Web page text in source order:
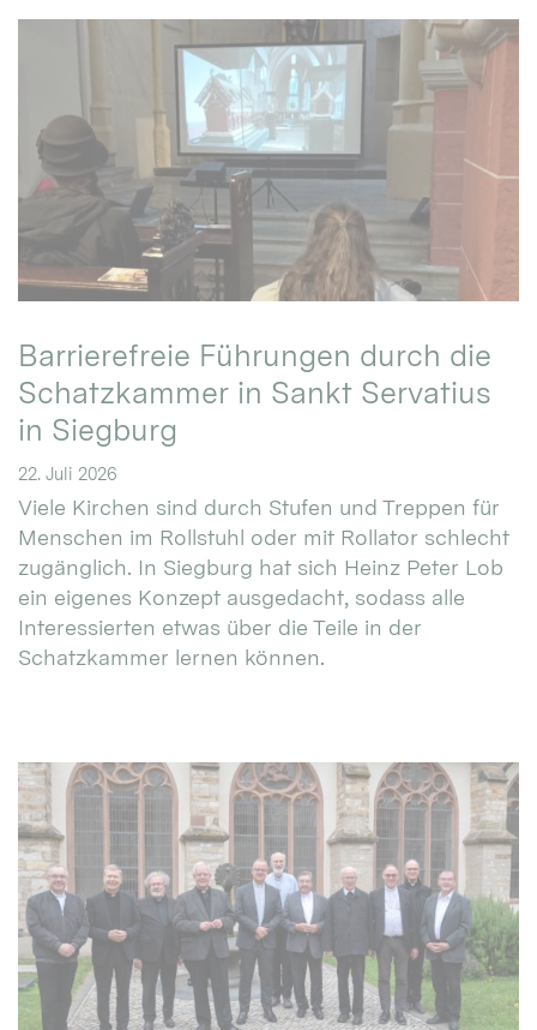
Barrierefreie Führungen durch die
Schatzkammer in Sankt Servatius
in Siegburg
22. Juli 2026
Viele Kirchen sind durch Stufen und Treppen für
Menschen im Rollstuhl oder mit Rollator schlecht
zugänglich. In Siegburg hat sich Heinz Peter Lob
ein eigenes Konzept ausgedacht, sodass alle
Interessierten etwas über die Teile in der
Schatzkammer lernen können.